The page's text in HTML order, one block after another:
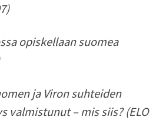
opiskellaan suomea
ja Viron suhteiden
valmistunut – mis siis? (ELO